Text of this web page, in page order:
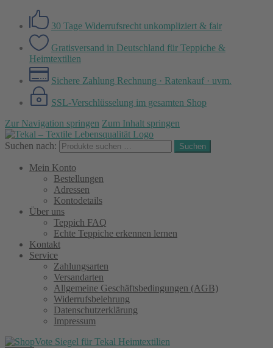
30 Tage Widerrufsrecht unkompliziert & fair
Gratisversand in Deutschland für Teppiche &
Heimtextilien
Sichere Zahlung Rechnung · Ratenkauf · uvm.
SSL-Verschlüsselung im gesamten Shop
Zur Navigation springen Zum Inhalt springen
Suchen nach: Suchen
Mein Konto
Bestellungen
Adressen
Kontodetails
Über uns
Teppich FAQ
Echte Teppiche erkennen lernen
Kontakt
Service
Zahlungsarten
Versandarten
Allgemeine Geschäftsbedingungen (AGB)
Widerrufsbelehrung
Datenschutzerklärung
Impressum